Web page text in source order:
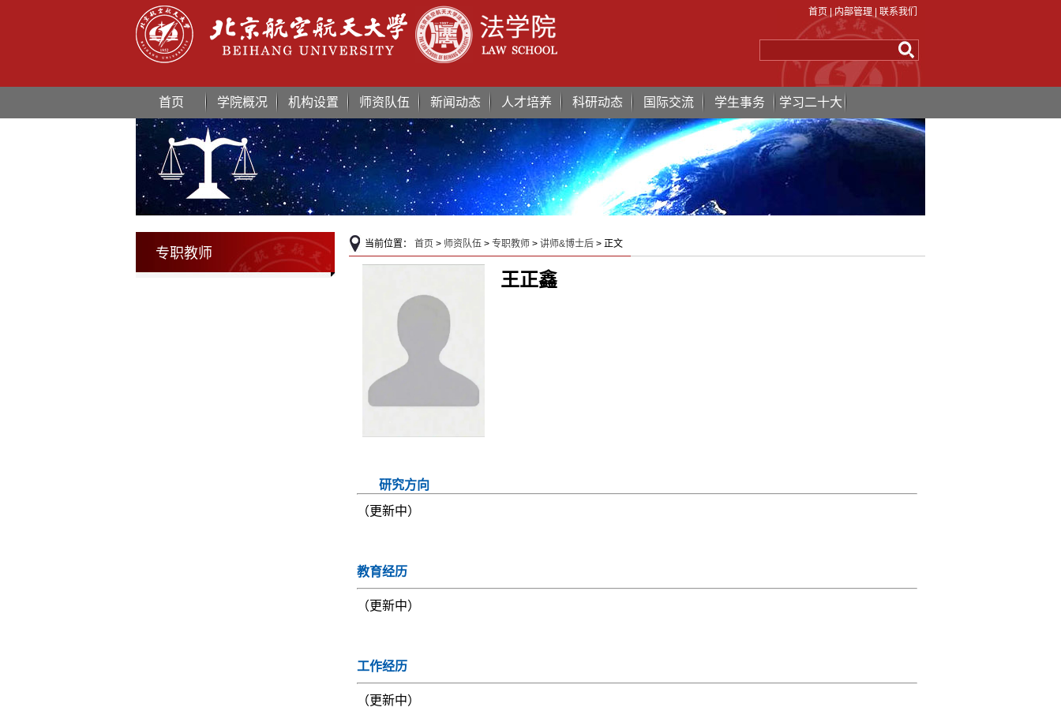
首页 |内部管理 联系我们
首页 学院概况 机构设置 师资队伍 新闻动态 人才培养 科研动态 国际交流 学生事务 学习二十大
专职教师
当前位置： 首页 > 师资队伍 > 专职教师 > 讲师&博士后 > 正文
王正鑫
研究方向
（更新中）
教育经历
（更新中）
工作经历
（更新中）